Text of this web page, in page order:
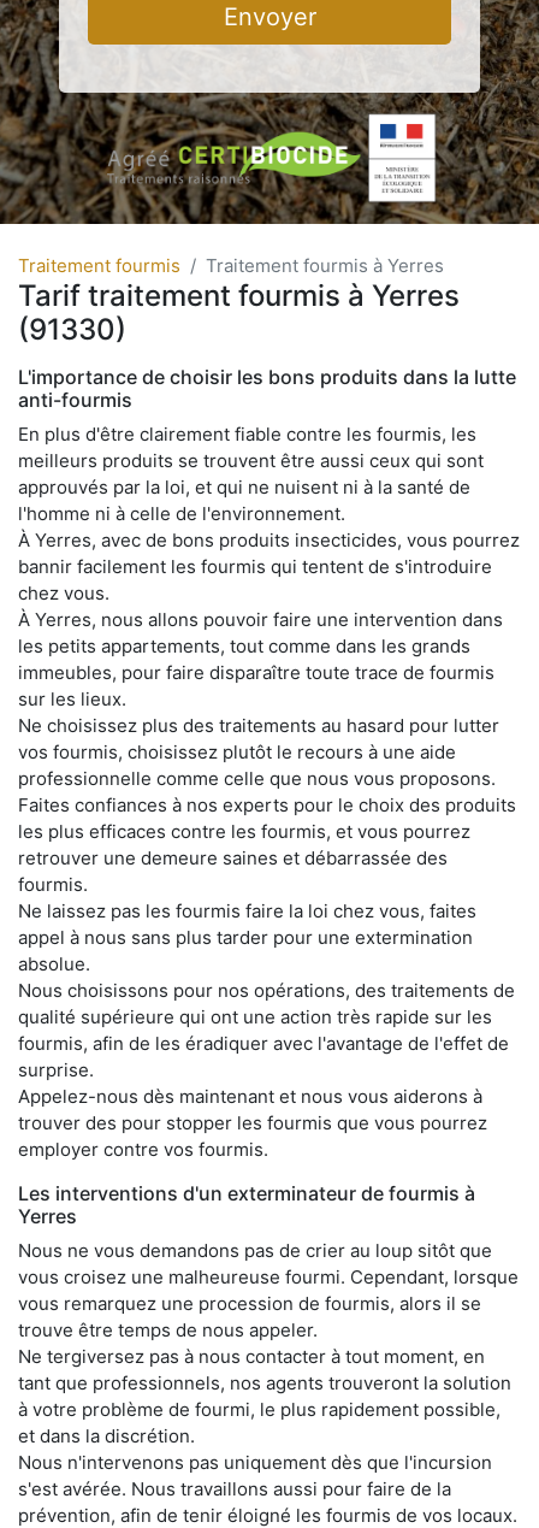
Envoyer
Traitement fourmis Traitement fourmis à Yerres
Tarif traitement fourmis à Yerres
(91330)
L'importance de choisir les bons produits dans la lutte
anti-fourmis
En plus d'être clairement fiable contre les fourmis, les
meilleurs produits se trouvent être aussi ceux qui sont
approuvés par la loi, et qui ne nuisent ni à la santé de
l'homme ni à celle de l'environnement.
À Yerres, avec de bons produits insecticides, vous pourrez
bannir facilement les fourmis qui tentent de s'introduire
chez vous.
À Yerres, nous allons pouvoir faire une intervention dans
les petits appartements, tout comme dans les grands
immeubles, pour faire disparaître toute trace de fourmis
sur les lieux.
Ne choisissez plus des traitements au hasard pour lutter
vos fourmis, choisissez plutôt le recours à une aide
professionnelle comme celle que nous vous proposons.
Faites confiances à nos experts pour le choix des produits
les plus efficaces contre les fourmis, et vous pourrez
retrouver une demeure saines et débarrassée des
fourmis.
Ne laissez pas les fourmis faire la loi chez vous, faites
appel à nous sans plus tarder pour une extermination
absolue.
Nous choisissons pour nos opérations, des traitements de
qualité supérieure qui ont une action très rapide sur les
fourmis, afin de les éradiquer avec l'avantage de l'effet de
surprise.
Appelez-nous dès maintenant et nous vous aiderons à
trouver des pour stopper les fourmis que vous pourrez
employer contre vos fourmis.
Les interventions d'un exterminateur de fourmis à
Yerres
Nous ne vous demandons pas de crier au loup sitôt que
vous croisez une malheureuse fourmi. Cependant, lorsque
vous remarquez une procession de fourmis, alors il se
trouve être temps de nous appeler.
Ne tergiversez pas à nous contacter à tout moment, en
tant que professionnels, nos agents trouveront la solution
à votre problème de fourmi, le plus rapidement possible,
et dans la discrétion.
Nous n'intervenons pas uniquement dès que l'incursion
s'est avérée. Nous travaillons aussi pour faire de la
prévention, afin de tenir éloigné les fourmis de vos locaux.